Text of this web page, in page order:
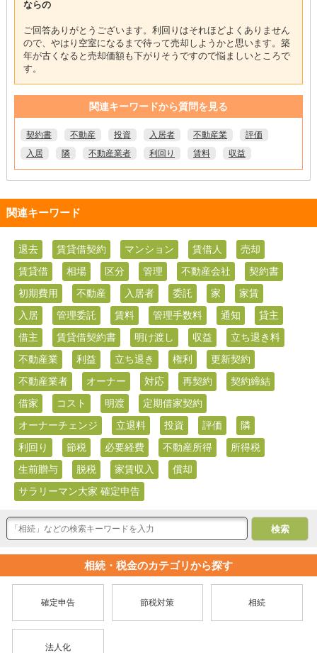
ならの
ご回答ありがとうございます。利回りはそれほどよくありません
ので、やはり空室になるまで待って売却しようかと思います。築
年が古くなると売却価額も下がりそうですので悩ましいところで
す。
関連キーワードから質問を見る
契約書 不動産 投資 入居者 不動産業
評価
入居
隣 不動産業者 利回り 賃料 収益
関連キーワード
退去 賃貸借契約 マンション 賃借人
売却
賃貸借
相場 区分 管理 不動産会社
契約書
初期費用
不動産 入居者 委託 家
家賃
入居
管理委託 賃料 管理手数料 通知
貸主
借主
賃貸借契約書 明け渡し 収益
立ち退き料
不動産業
利益 立ち退き 権利
更新契約
不動産業者
オーナー 対応 再契約
契約締結
借家
コスト 明渡
定期借家契約
オーナーチェンジ
立退料 投資 評価
隣
利回り
節税 必要経費 不動産所得
所得税
生前贈与
脱税 家賃収入
償却
サラリーマン大家 確定申告
相続・税金のカテゴリから探す
確定申告 節税対策 相続
法人化